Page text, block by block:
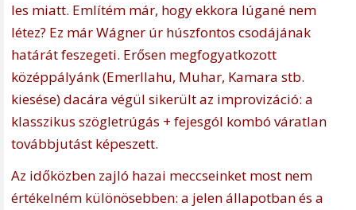
les miatt. Említém már, hogy ekkora lúgané nem
létez? Ez már Wágner úr húszfontos csodájának
határát feszegeti. Erősen megfogyatkozott
középpályánk (Emerllahu, Muhar, Kamara stb.
kiesése) dacára végül sikerült az improvizáció: a
klasszikus szögletrúgás + fejesgól kombó váratlan
továbbjutást képeszett.
Az időközben zajló hazai meccseinket most nem
értékelném különösebben: a jelen állapotban és a